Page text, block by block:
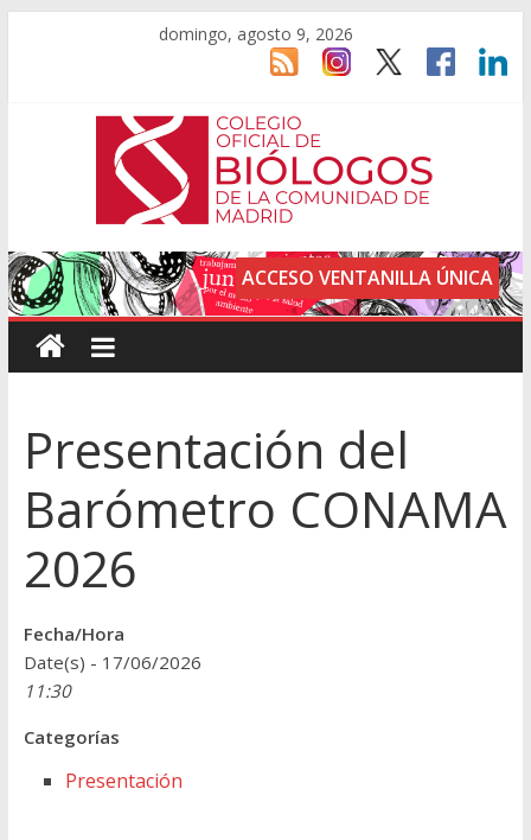
domingo, agosto 9, 2026
ACCESO VENTANILLA ÚNICA
Presentación del
Barómetro CONAMA
2026
Fecha/Hora
Date(s) - 17/06/2026
11:30
Categorías
Presentación